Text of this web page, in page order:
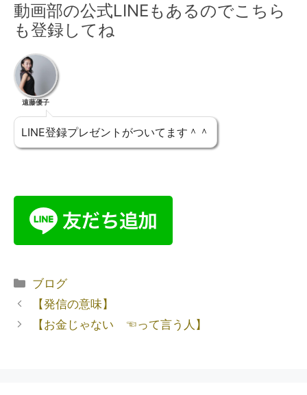
動画部の公式LINEもあるのでこちら
も登録してね
遠藤優子
LINE登録プレゼントがついてます＾＾
ブログ
【発信の意味】
【お金じゃない ☜って言う人】